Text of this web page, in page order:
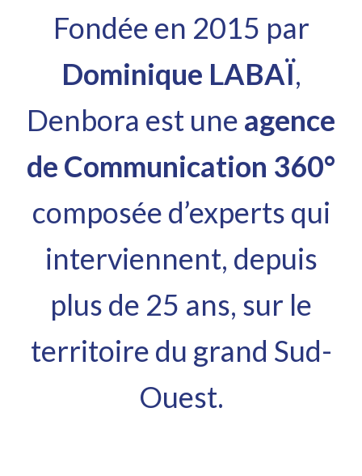
Fondée en 2015 par
Dominique LABAÏ,
Denbora est une agence
de Communication 360°
composée d’experts qui
interviennent, depuis
plus de 25 ans, sur le
territoire du grand Sud-
Ouest.